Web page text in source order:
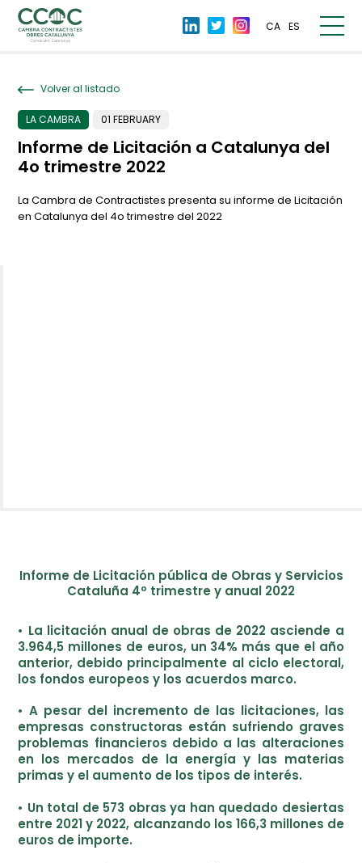
CA ES
Volver al listado
LA CAMBRA 01 FEBRUARY
Informe de Licitación a Catalunya del
4o trimestre 2022
La Cambra de Contractistes presenta su informe de Licitación
en Catalunya del 4o trimestre del 2022
Informe de Licitación pública de Obras y Servicios
Cataluña 4º trimestre y anual 2022
• La licitación anual de obras de 2022 asciende a
3.964,5 millones de euros, un 34% más que el año
anterior, debido principalmente al ciclo electoral,
los fondos europeos y los acuerdos marco.
• A pesar del incremento de las licitaciones, las
empresas constructoras están sufriendo graves
problemas financieros debido a las alteraciones
en los mercados de la energía y las materias
primas y el aumento de los tipos de interés.
• Un total de 573 obras ya han quedado desiertas
entre 2021 y 2022, alcanzando los 166,3 millones de
euros de importe.